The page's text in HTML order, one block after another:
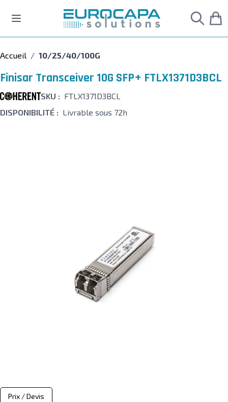
Accueil / 10/25/40/100G
Finisar Transceiver 10G SFP+ FTLX1371D3BCL
SKU : FTLX1371D3BCL
DISPONIBILITÉ : Livrable sous 72h
Prix / Devis